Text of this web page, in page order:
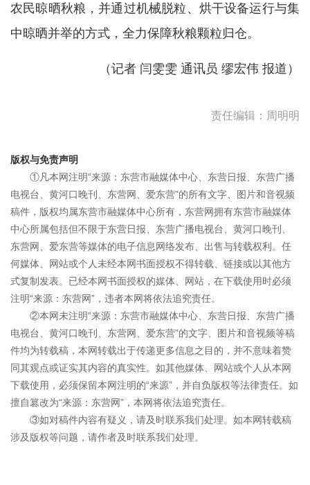
农民晾晒秋粮，并通过机械脱粒、烘干设备运行与集
中晾晒并举的方式，全力保障秋粮颗粒归仓。
（记者 闫雯雯 通讯员 缪宏伟 报道 ）
责任编辑：周明明
版权与免责声明
①凡本网注明“来源：东营市融媒体中心、东营日报、东营广播
电视台、黄河口晚刊、东营网、爱东营”的所有文字、图片和音视频
稿件，版权均属东营市融媒体中心所有，东营网拥有东营市融媒体
中心所属包括但不限于东营日报、东营广播电视台、黄河口晚刊、
东营网、爱东营等媒体的电子信息网络发布、出售与转载权利。任
何媒体、网站或个人未经本网书面授权不得转载、链接或以其他方
式复制发表。已经本网书面授权的媒体、网站，在下载使用时必须
注明“来源：东营网”，违者本网将依法追究责任。
②本网未注明“来源：东营市融媒体中心、东营日报、东营广播
电视台、黄河口晚刊、东营网、爱东营”的文字、图片和音视频等稿
件均为转载稿，本网转载出于传递更多信息之目的，并不意味着赞
同其观点或证实其内容的真实性。如其他媒体、网站或个人从本网
下载使用，必须保留本网注明的“来源”，并自负版权等法律责任。如
擅自篡改为“来源：东营网”，本网将依法追究责任。
③如对稿件内容有疑义，请及时联系我们处理。如本网转载稿
涉及版权等问题，请作者及时联系我们处理。